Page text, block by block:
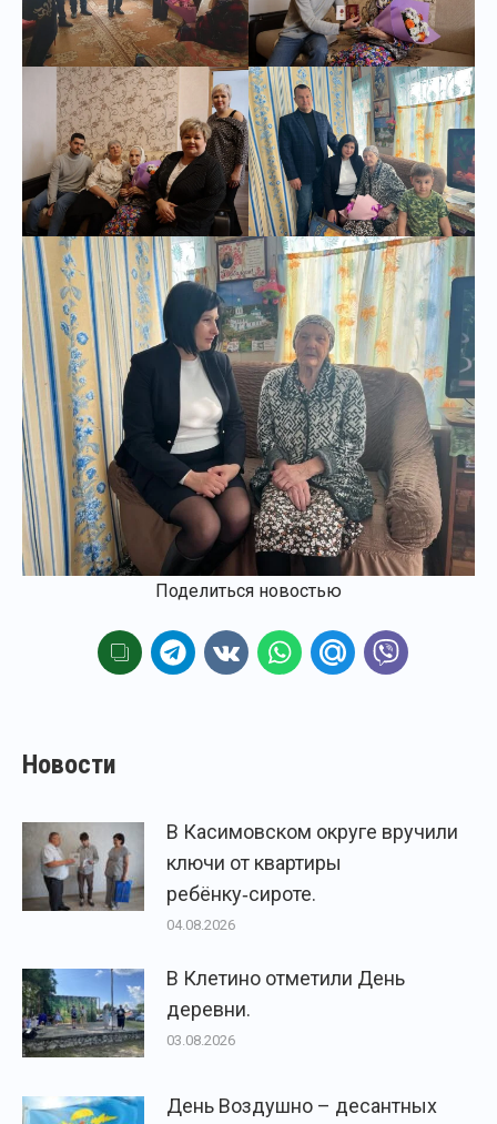
Поделиться новостью
Новости
В Касимовском округе вручили
ключи от квартиры
ребёнку‑сироте.
04.08.2026
В Клетино отметили День
деревни.
03.08.2026
День Воздушно – десантных